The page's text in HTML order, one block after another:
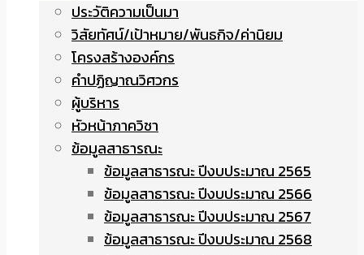
ประวัติความเป็นมา
วิสัยทัศน์/เป้าหมาย/พันธกิจ/ค่านิยม
โครงสร้างองค์กร
คำปฏิญาณวิศวกร
ผู้บริหาร
หัวหน้าภาควิชา
ข้อมูลสาธารณะ
ข้อมูลสาธารณะ ปีงบประมาณ 2565
ข้อมูลสาธารณะ ปีงบประมาณ 2566
ข้อมูลสาธารณะ ปีงบประมาณ 2567
ข้อมูลสาธารณะ ปีงบประมาณ 2568